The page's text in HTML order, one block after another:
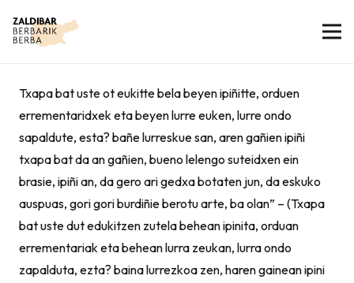
Txapa bat uste ot eukitte bela beyen ipiñitte, orduen
errementaridxek eta beyen lurre euken, lurre ondo
sapaldute, esta? bañe lurreskue san, aren gañien ipiñi
txapa bat da an gañien, bueno lelengo suteidxen ein
brasie, ipiñi an, da gero ari gedxa botaten jun, da eskuko
auspuas, gori gori burdiñie berotu arte, ba olan” – (Txapa
bat uste dut edukitzen zutela behean ipinita, orduan
errementariak eta behean lurra zeukan, lurra ondo
zapalduta, ezta? baina lurrezkoa zen, haren gainean ipini